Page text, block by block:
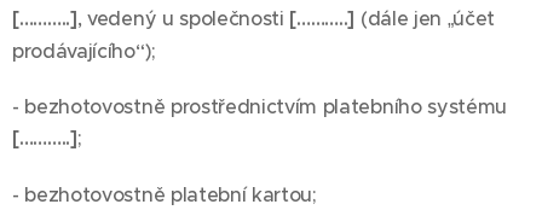
[………..], vedený u společnosti [………..] (dále jen „účet
prodávajícího“);
- bezhotovostně prostřednictvím platebního systému
[………..];
- bezhotovostně platební kartou;